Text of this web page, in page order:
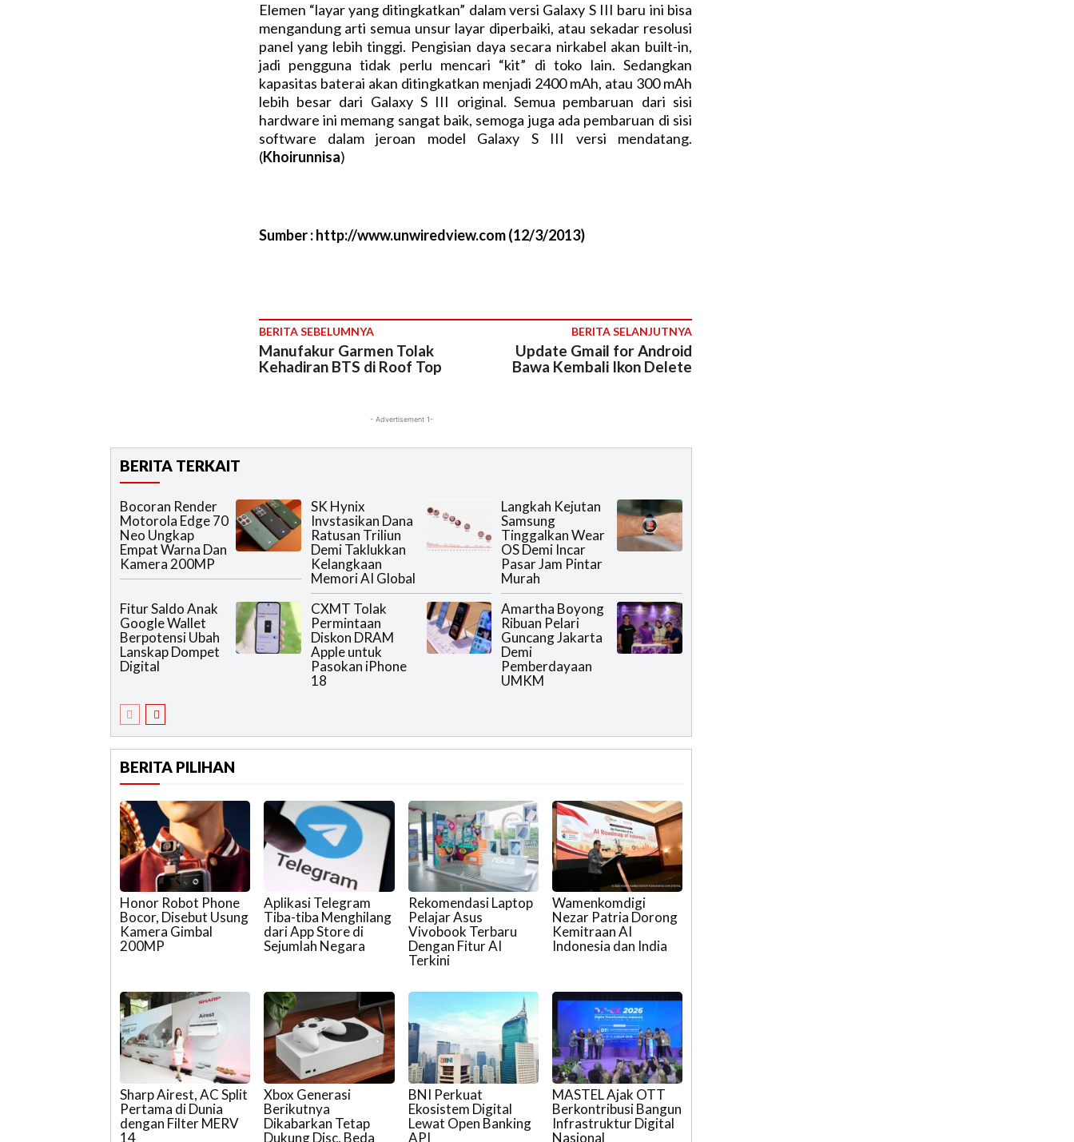
M
u
t
e
Elemen “layar yang ditingkatkan” dalam versi Galaxy S III baru ini bisa
mengandung arti semua unsur layar diperbaiki, atau sekadar resolusi
panel yang lebih tinggi. Pengisian daya secara nirkabel akan built-in,
jadi pengguna tidak perlu mencari “kit” di toko lain. Sedangkan
kapasitas baterai akan ditingkatkan menjadi 2400 mAh, atau 300 mAh
lebih besar dari Galaxy S III original. Semua pembaruan dari sisi
hardware ini memang sangat baik, semoga juga ada pembaruan di sisi
software dalam jeroan model Galaxy S III versi mendatang.
(Khoirunnisa)
Sumber : http://www.unwiredview.com (12/3/2013)
BERITA SEBELUMNYA
Manufakur Garmen Tolak
Kehadiran BTS di Roof Top
BERITA SELANJUTNYA
Update Gmail for Android
Bawa Kembali Ikon Delete
- Advertisement 1-
BERITA TERKAIT
Bocoran Render
Motorola Edge 70
Neo Ungkap
Empat Warna Dan
Kamera 200MP
SK Hynix
Invstasikan Dana
Ratusan Triliun
Demi Taklukkan
Kelangkaan
Memori AI Global
Langkah Kejutan
Samsung
Tinggalkan Wear
OS Demi Incar
Pasar Jam Pintar
Murah
Fitur Saldo Anak
Google Wallet
Berpotensi Ubah
Lanskap Dompet
Digital
CXMT Tolak
Permintaan
Diskon DRAM
Apple untuk
Pasokan iPhone
18
Amartha Boyong
Ribuan Pelari
Guncang Jakarta
Demi
Pemberdayaan
UMKM
BERITA PILIHAN
Honor Robot Phone
Bocor, Disebut Usung
Kamera Gimbal
200MP
Aplikasi Telegram
Tiba-tiba Menghilang
dari App Store di
Sejumlah Negara
Rekomendasi Laptop
Pelajar Asus
Vivobook Terbaru
Dengan Fitur AI
Terkini
Wamenkomdigi
Nezar Patria Dorong
Kemitraan AI
Indonesia dan India
Sharp Airest, AC Split
Pertama di Dunia
dengan Filter MERV
14
Xbox Generasi
Berikutnya
Dikabarkan Tetap
Dukung Disc, Beda
BNI Perkuat
Ekosistem Digital
Lewat Open Banking
API
MASTEL Ajak OTT
Berkontribusi Bangun
Infrastruktur Digital
Nasional